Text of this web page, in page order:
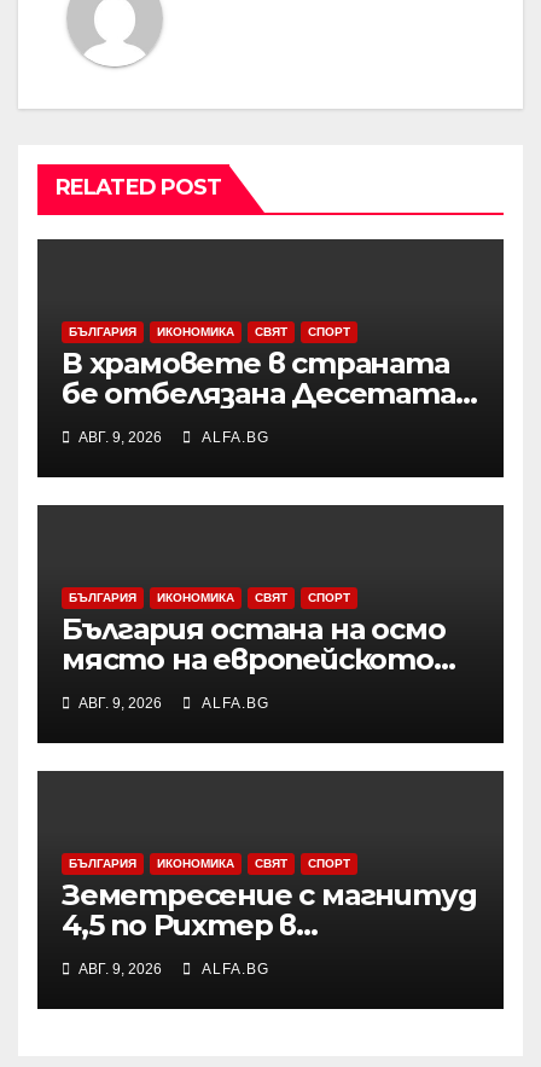
RELATED POST
БЪЛГАРИЯ ИКОНОМИКА СВЯТ СПОРТ
В храмовете в страната
бе отбелязана Десетата
неделя след
Петдесетница
АВГ. 9, 2026 ALFA.BG
БЪЛГАРИЯ ИКОНОМИКА СВЯТ СПОРТ
България остана на осмо
място на европейското
първенство по баскетбол
за девойки до 18 години в
Дивизия „В“
АВГ. 9, 2026 ALFA.BG
БЪЛГАРИЯ ИКОНОМИКА СВЯТ СПОРТ
Земетресение с магнитуд
4,5 по Рихтер в
Югоизточна Турция; няма
данни за пострадали и
разрушения
АВГ. 9, 2026 ALFA.BG